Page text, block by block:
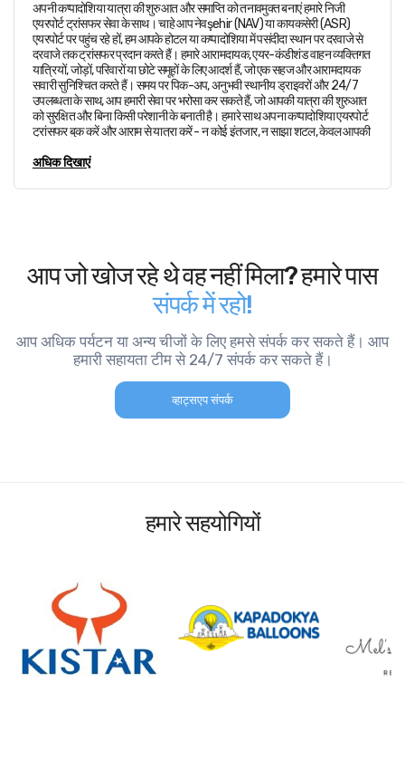
अपनी कप्पादोशिया यात्रा की शुरुआत और समाप्ति को तनावमुक्त बनाएं हमारे निजी
एयरपोर्ट ट्रांसफर सेवा के साथ। चाहे आप नेवşehir (NAV) या कायकसेरी (ASR)
एयरपोर्ट पर पहुंच रहे हों, हम आपके होटल या कप्पादोशिया में पसंदीदा स्थान पर दरवाजे से
दरवाजे तक ट्रांसफर प्रदान करते हैं। हमारे आरामदायक, एयर-कंडीशंड वाहन व्यक्तिगत
यात्रियों, जोड़ों, परिवारों या छोटे समूहों के लिए आदर्श हैं, जो एक सहज और आरामदायक
सवारी सुनिश्चित करते हैं। समय पर पिक-अप, अनुभवी स्थानीय ड्राइवरों और 24/7
उपलब्धता के साथ, आप हमारी सेवा पर भरोसा कर सकते हैं, जो आपकी यात्रा की शुरुआत
को सुरक्षित और बिना किसी परेशानी के बनाती है। हमारे साथ अपना कप्पादोशिया एयरपोर्ट
ट्रांसफर बुक करें और आराम से यात्रा करें - न कोई इंतजार, न साझा शटल, केवल आपकी
अधिक दिखाएं
आप जो खोज रहे थे वह नहीं मिला? हमारे पास
संपर्क में रहो!
आप अधिक पर्यटन या अन्य चीजों के लिए हमसे संपर्क कर सकते हैं। आप
हमारी सहायता टीम से 24/7 संपर्क कर सकते हैं।
व्हाट्सएप संपर्क
हमारे सहयोगियों